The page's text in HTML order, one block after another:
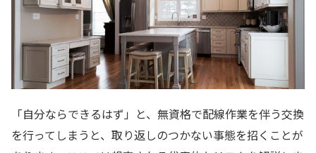
「自分ならできるはず」と、無資格で配線作業を伴う交換
を行ってしまうと、取り返しのつかない事態を招くことが